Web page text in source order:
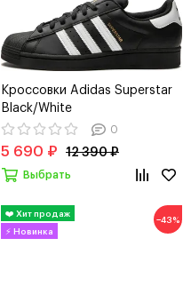
Кроссовки Adidas Superstar
Black/White
0
5 690 ₽ 12 390 ₽
Выбрать
−43%